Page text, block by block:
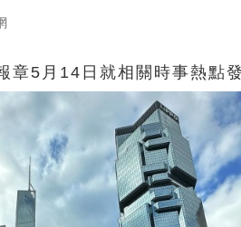
5月14日就相關時事熱點發